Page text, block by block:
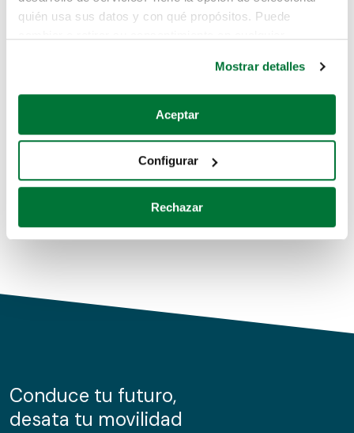
quién usa sus datos y con qué propósitos. Puede
Si lo permite, también quisiéramos:
Recopilar información sobre su ubicación geográfica
Identificar su dispositivo analizándolo activamente
para buscar características específicas (huellas
Obtenga más información sobre cómo se procesan sus
de cookies.
información sobre el uso que haga del sitio web con
nuestros partners de redes sociales, publicidad y análisis
Mostrar detalles
Aceptar
Configurar
Rechazar
Pero puedes encontrar el coche que estás
buscando en alguno de estos enlaces:
Coches de segunda mano
Coches de km0
Conduce tu futuro,
desata tu movilidad